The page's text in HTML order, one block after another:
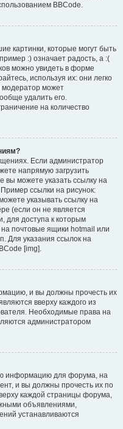
BBCode.
картинки, которые могут быть
:) означает радость, а :(
можно увидеть в форме
используя их: они легко
модератор может
удалить его.
на количество
Если администратор
напрямую загрузить
вы можете указать ссылку на
ссылки на рисунок:
указывать ссылку на
(если он не является
для доступа к которым
почтовые ящики hotmail или
Для указания ссылок на
[img].
и вы должны прочесть их
вверху каждого из
Необходимые права на
администратором
информацию для форума, на
и вы должны прочесть их по
каждой страницы форума,
объявлениями,
устанавливаются